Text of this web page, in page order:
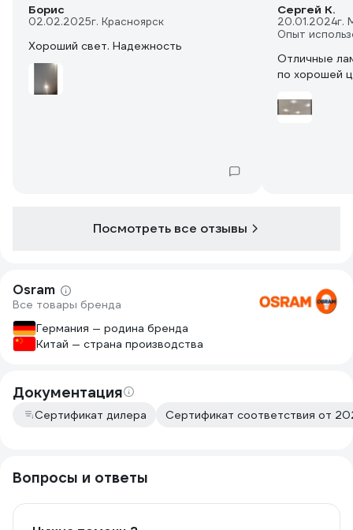
Борис
02.02.2025г. Красноярск
Хороший свет. Надежность
Сергей К.
20.01.2024г.
Опыт
Отличные
по хорошей
Посмотреть все отзывы
Osram
Все товары бренда
Германия — родина бренда
Китай — страна производства
Документация
Сертификат дилера Сертификат соответствия от
Вопросы и ответы